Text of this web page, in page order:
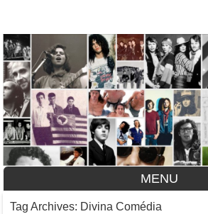
A História do Disco
MENU
Skip to content
Tag Archives: Divina Comédia